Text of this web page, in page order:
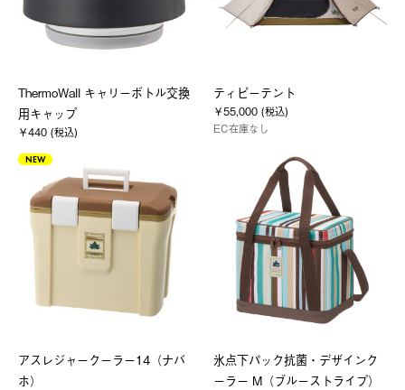
ThermoWall キャリーボトル交換
用キャップ
￥440 (税込)
ティピーテント
￥55,000 (税込)
EC在庫なし
NEW
アスレジャークーラー14（ナバ
ホ）
氷点下パック抗菌・デザインク
ーラー M（ブルーストライプ）